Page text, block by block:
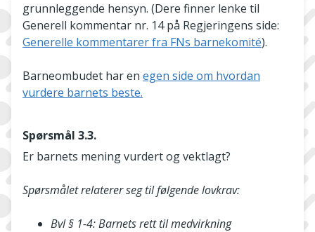
grunnleggende hensyn. (Dere finner lenke til
Generell kommentar nr. 14 på Regjeringens side:
Generelle kommentarer fra FNs barnekomité).
Barneombudet har en egen side om hvordan
vurdere barnets beste.
Spørsmål 3.3.
Er barnets mening vurdert og vektlagt?
Spørsmålet relaterer seg til følgende lovkrav:
Bvl § 1-4: Barnets rett til medvirkning